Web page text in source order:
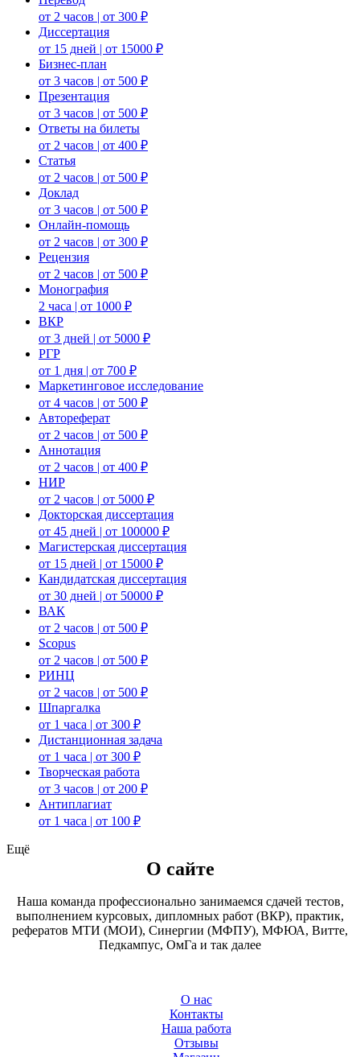
от 2 часов | от 300 ₽
Диссертация
от 15 дней | от 15000 ₽
Бизнес-план
от 3 часов | от 500 ₽
Презентация
от 3 часов | от 500 ₽
Ответы на билеты
от 2 часов | от 400 ₽
Статья
от 2 часов | от 500 ₽
Доклад
от 3 часов | от 500 ₽
Онлайн-помощь
от 2 часов | от 300 ₽
Рецензия
от 2 часов | от 500 ₽
Монография
2 часа | от 1000 ₽
ВКР
от 3 дней | от 5000 ₽
РГР
от 1 дня | от 700 ₽
Маркетинговое исследование
от 4 часов | от 500 ₽
Автореферат
от 2 часов | от 500 ₽
Аннотация
от 2 часов | от 400 ₽
НИР
от 2 часов | от 5000 ₽
Докторская диссертация
от 45 дней | от 100000 ₽
Магистерская диссертация
от 15 дней | от 15000 ₽
Кандидатская диссертация
от 30 дней | от 50000 ₽
ВАК
от 2 часов | от 500 ₽
Scopus
от 2 часов | от 500 ₽
РИНЦ
от 2 часов | от 500 ₽
Шпаргалка
от 1 часа | от 300 ₽
Дистанционная задача
от 1 часа | от 300 ₽
Творческая работа
от 3 часов | от 200 ₽
Антиплагиат
от 1 часа | от 100 ₽
Ещё
О сайте
Наша команда профессионально занимаемся сдачей тестов,
выполнением курсовых, дипломных работ (ВКР), практик,
рефератов МТИ (МОИ), Синергии (МФПУ), МФЮА, Витте,
Педкампус, ОмГа и так далее
О нас
Контакты
Наша работа
Отзывы